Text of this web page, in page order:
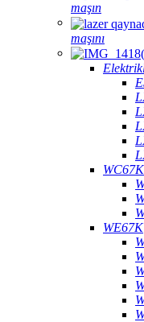
maşın
maşını
WC67K
WE67K